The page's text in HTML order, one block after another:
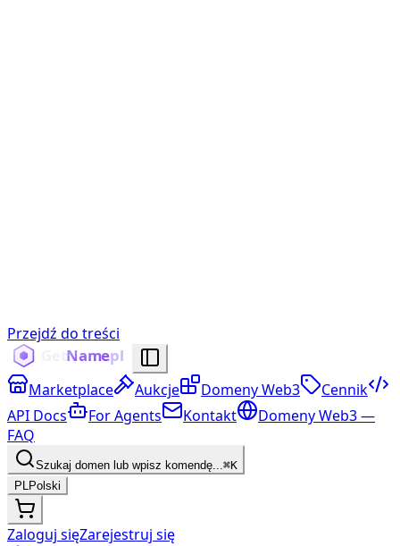
Przejdź do treści
Marketplace Aukcje Domeny Web3
Cennik
API Docs
For Agents Kontakt
Domeny Web3 —
FAQ
Szukaj domen lub wpisz komendę...⌘K
PLPolski
Zaloguj sięZarejestruj się